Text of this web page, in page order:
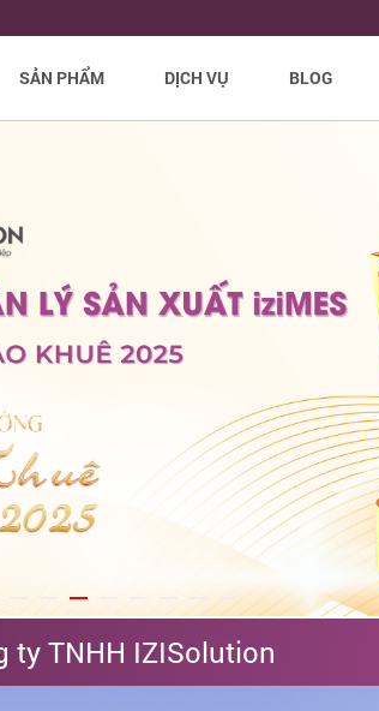
SẢN PHẨM DỊCH VỤ BLOG
ty TNHH IZISolution